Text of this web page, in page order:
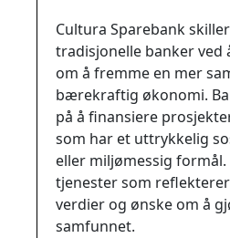
Cultura Sparebank
tradisjonelle banker ved
om å fremme en mer
bærekraftig økonomi.
på å finansiere
som har et uttrykkelig
eller miljømessig
tjenester som
verdier og ønske om å
samfunnet.